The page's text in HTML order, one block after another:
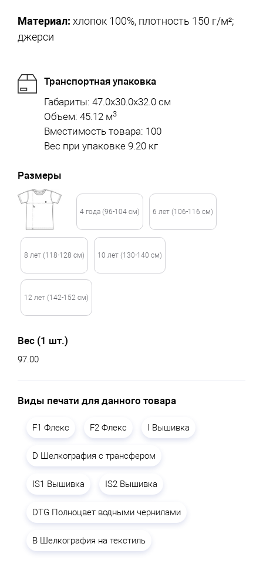
Материал: хлопок 100%, плотность 150 г/м²;
джерси
Транспортная упаковка
Габариты: 47.0x30.0x32.0 см
Объем: 45.12 м3
Вместимость товара: 100
Вес при упаковке 9.20 кг
Размеры
4 года (96-104 см) 6 лет (106-116 см)
8 лет (118-128 см) 10 лет (130-140 см)
12 лет (142-152 см)
Вес (1 шт.)
97.00
Виды печати для данного товара
F1 Флекс F2 Флекс I Вышивка
D Шелкография с трансфером
IS1 Вышивка IS2 Вышивка
DTG Полноцвет водными чернилами
B Шелкография на текстиль